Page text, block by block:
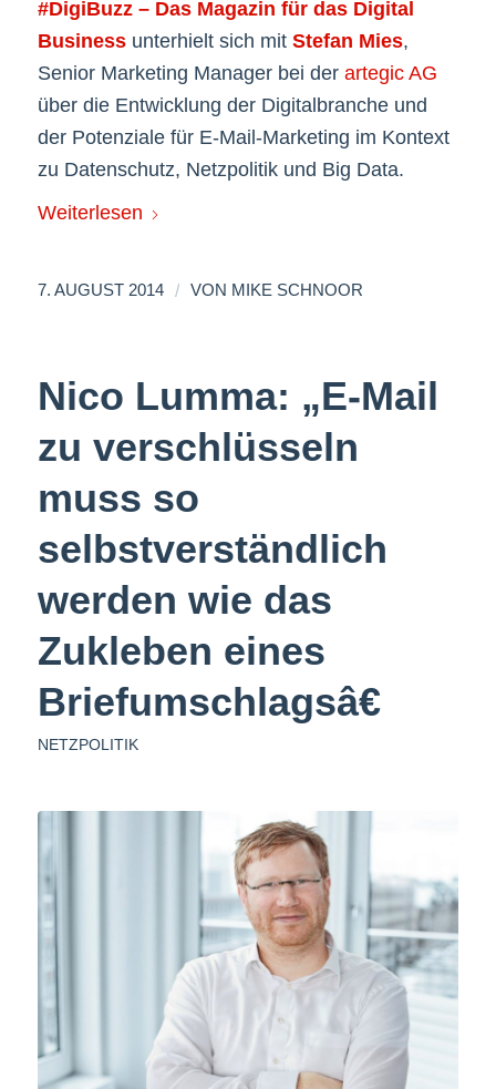
#DigiBuzz – Das Magazin für das Digital
Businessunterhielt sich mit Stefan Mies,
Senior Marketing Manager bei der artegic AG
über die Entwicklung der Digitalbranche und
der Potenziale für E-Mail-Marketing im Kontext
zu Datenschutz, Netzpolitik und Big Data.
Weiterlesen
7. AUGUST 2014 / VON MIKE SCHNOOR
Nico Lumma: „E-Mail
zu verschlüsseln
muss so
selbstverständlich
werden wie das
Zukleben eines
Briefumschlagsâ€
NETZPOLITIK